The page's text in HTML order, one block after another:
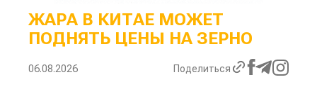
ЖАРА В КИТАЕ МОЖЕТ
ПОДНЯТЬ ЦЕНЫ НА ЗЕРНО
06.08.2026 Поделиться